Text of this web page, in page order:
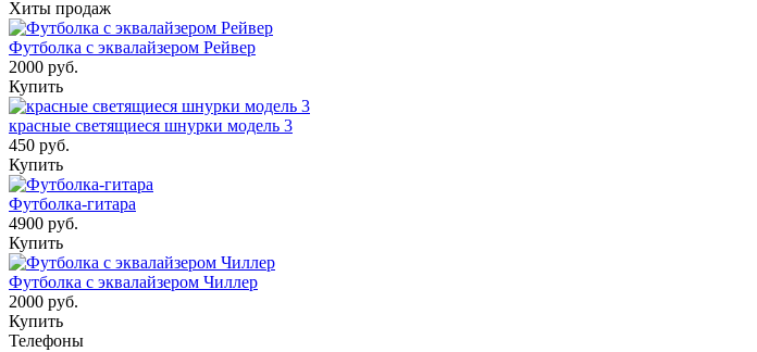
Хиты продаж
Футболка с эквалайзером Рейвер
2000 руб.
Купить
красные светящиеся шнурки модель 3
450 руб.
Купить
Футболка-гитара
4900 руб.
Купить
Футболка с эквалайзером Чиллер
2000 руб.
Купить
Телефоны